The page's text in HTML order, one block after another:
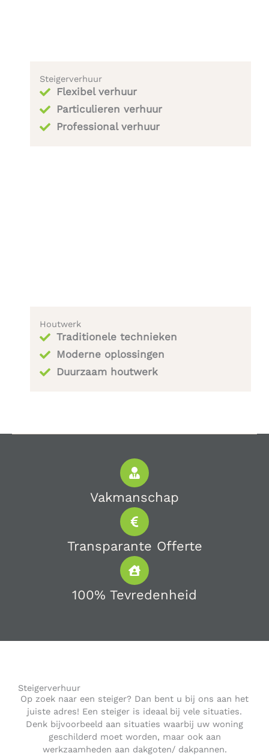
Steigerverhuur
Flexibel verhuur
Particulieren verhuur
Professional verhuur
Houtwerk
Traditionele technieken
Moderne oplossingen
Duurzaam houtwerk
Vakmanschap
Transparante Offerte
100% Tevredenheid
Steigerverhuur
Op zoek naar een steiger? Dan bent u bij ons aan het
juiste adres! Een steiger is ideaal bij vele situaties.
Denk bijvoorbeeld aan situaties waarbij uw woning
geschilderd moet worden, maar ook aan
werkzaamheden aan dakgoten/ dakpannen.